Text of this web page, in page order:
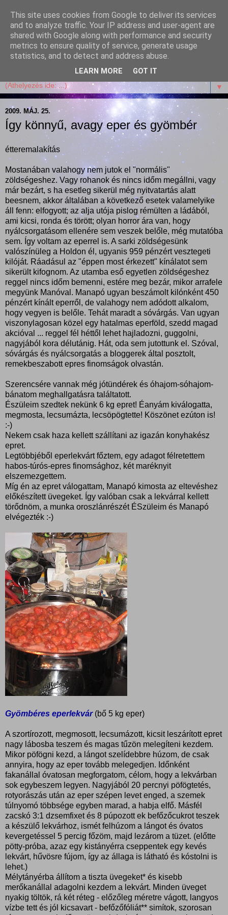
Garffyka
Szösszenetek a konyhámból, az életemből. Mosollyal,
receptekkel, vidámsággal, marcipánnal, csokival.
▼
2009. MÁJ. 25.
Így könnyű, avagy eper és gyömbér
étteremalakítás
Mostanában valahogy nem jutok el "normális"
zöldségeshez. Vagy rohanok és nincs időm megállni, vagy
már bezárt, s ha esetleg sikerül még nyitvatartás alatt
beesnem, akkor általában a következő esetek valamelyike
áll fenn: elfogyott; az alja utója pislog rémülten a ládából,
ami kicsi, ronda és törött; olyan horror ára van, hogy
nyálcsorgatásom ellenére sem veszek belőle, még mutatóba
sem. Így voltam az eperrel is. A sarki zöldségesünk
valószínüleg a Holdon él, ugyanis 959 pénzért vesztegeti
kilóját. Ráadásul az "éppen most érkezett" kínálatot sem
sikerült kifognom. Az utamba eső egyetlen zöldségeshez
reggel nincs időm bemenni, estére meg bezár, mikor arrafele
megyünk Manóval. Manapó ugyan beszámolt kilónként 450
pénzért kínált eperről, de valahogy nem adódott alkalom,
hogy vegyen is belőle. Tehát maradt a sóvárgás. Van ugyan
viszonylagosan közel egy hatalmas eperföld, szedd magad
akcióval ... reggel fél héttől lehet hajladozni, guggolni,
nagyjából kora délutánig. Hát, oda sem jutottunk el. Szóval,
sóvárgás és nyálcsorgatás a bloggerek által posztolt,
remekbeszabott epres finomságok olvastán.
Szerencsére vannak még jótündérek és óhajom-sóhajom-
bánatom meghallgatásra találtatott.
Észüleim szedtek nekünk 6 kg epret! Éanyám kiválogatta,
megmosta, lecsumázta, lecsöpögtette! Köszönet ezúton is!
:-)
Nekem csak haza kellett szállítani az igazán konyhakész
epret.
Legtöbbjéből eperlekvárt főztem, egy adagot félretettem
habos-túrós-epres finomsághoz, két maréknyit
elszemezgettem.
Míg én az epret válogattam, Manapó kimosta az eltevéshez
előkészített üvegeket. Így valóban csak a lekvárral kellett
törődnöm, a munka oroszlánrészét ÉSzüleim és Manapó
elvégezték :-)
Gyömbéres eperlekvár(bő 5 kg eper)
A szortírozott, megmosott, lecsumázott, kicsit leszárított epret
nagy lábosba teszem és magas tűzön melegíteni kezdem.
Mikor pöfögni kezd, a lángot szelídebbre húzom, de csak
annyira, hogy az eper tovább melegedjen. Időnként
fakanállal óvatosan megforgatom, célom, hogy a lekvárban
sok egybeszem legyen. Nagyjából 20 percnyi pöfögtetés,
rotyorászás után az eper szépen levet enged, a szemek
túlnyomó többsége egyben marad, a habja elfő. Másfél
zacskó 3:1 dzsemfixet és 8 púpozott ek befőzőcukrot teszek
a készülő lekvárhoz, ismét felhúzom a lángot és óvatos
kevergetéssel 5 percig főzöm, majd lezárom a tüzet. (előtte
pötty-próba, azaz egy kistányérra cseppentek egy kevés
lekvárt, hűvösre fújom, így az állaga is látható és kóstolni is
lehet.)
Mélytányérba állítom a tiszta üvegeket* és kisebb
merőkanállal adagolni kezdem a lekvárt. Minden üveget
nyakig töltök, rá két réteg - előzőleg méretre vágott, langyos
vízbe tett és jól kicsavart - befőzőfóliát** simítok, szorosan
This site uses cookies from Google to deliver its services
and to analyze traffic. Your IP address and user-agent are
shared with Google along with performance and security
metrics to ensure quality of service, generate usage
statistics, and to detect and address abuse.
LEARN MORE GOT IT